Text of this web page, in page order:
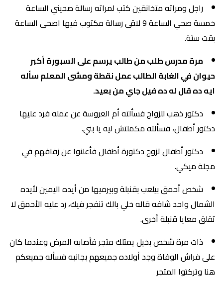
راجل ومراته متخانقين كتب لمراته رسالة صحيني الساعة
خمسة صحي الساعة 9 لاقى رسالة مكتوب فيها اصحى الساعة
بقت ستة.
مرة مدرس طلب من طالب يرسم على السبورة أكبر
حيوان في الغابة الطالب عمل نقطة ومشى المعلم سأله
ايه ده قال له ده فيل جاي من بعيد.
دكتور ذهب للزواج فسألته أم العروسة عن عمله فرد عليها
دكتور أطفال، فسألته مكملتش ليه يا بني.
دكتور أطفال تزوج دكتورة أطفال فأعلنوا عن زفافهم في
مجلة ميكي.
شخص أحمق بيلعب بقنبلة وبيرميها من أيده اليمين لأيده
الشمال واحد شافه قاله خلي بالك تنفجر فيك، رد عليه الأحمق لا
تقلق معايا قنبلة أخرى.
ذات مرة شخص بخيل يمتلك متجر فأصابه المرض وعندما كان
على فراش الوفاة وجد أولاده جميعهم بجانبه فسأله جميعكم
هنا وتركتوا المتجر